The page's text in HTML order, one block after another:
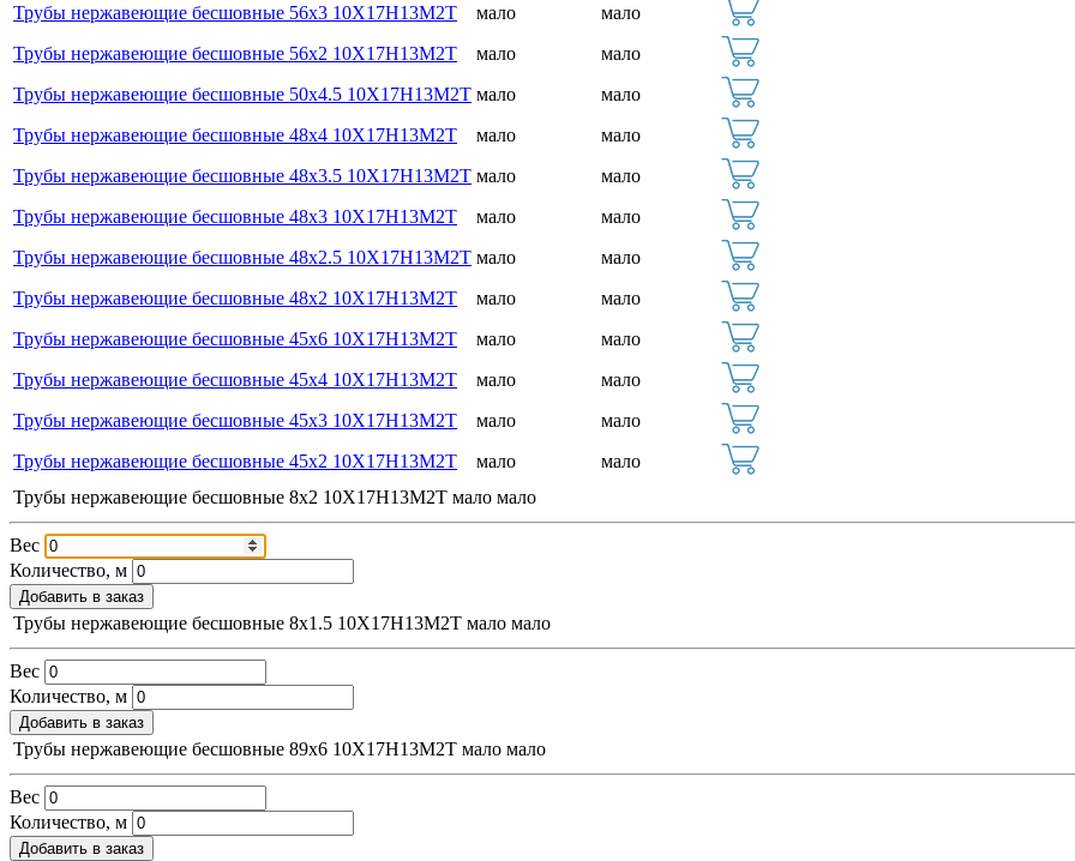
Трубы нержавеющие бесшовные 56х3 10Х17Н13М2Т
мало
мало
Трубы нержавеющие бесшовные 56х2 10Х17Н13М2Т
мало
мало
Трубы нержавеющие бесшовные 50х4.5 10Х17Н13М2Т мало
мало
Трубы нержавеющие бесшовные 48х4 10Х17Н13М2Т
мало
мало
Трубы нержавеющие бесшовные 48х3.5 10Х17Н13М2Т мало
мало
Трубы нержавеющие бесшовные 48х3 10Х17Н13М2Т
мало
мало
Трубы нержавеющие бесшовные 48х2.5 10Х17Н13М2Т мало
мало
Трубы нержавеющие бесшовные 48х2 10Х17Н13М2Т
мало
мало
Трубы нержавеющие бесшовные 45х6 10Х17Н13М2Т
мало
мало
Трубы нержавеющие бесшовные 45х4 10Х17Н13М2Т
мало
мало
Трубы нержавеющие бесшовные 45х3 10Х17Н13М2Т
мало
мало
Трубы нержавеющие бесшовные 45х2 10Х17Н13М2Т
мало
мало
Трубы нержавеющие бесшовные 8х2 10Х17Н13М2Т мало мало
Вес
Количество, м
Добавить в заказ
Трубы нержавеющие бесшовные 8х1.5 10Х17Н13М2Т мало мало
Вес
Количество, м
Добавить в заказ
Трубы нержавеющие бесшовные 89х6 10Х17Н13М2Т мало мало
Вес
Количество, м
Добавить в заказ